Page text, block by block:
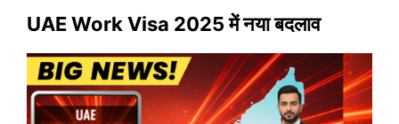
UAE Work Visa 2025 में नया बदलाव